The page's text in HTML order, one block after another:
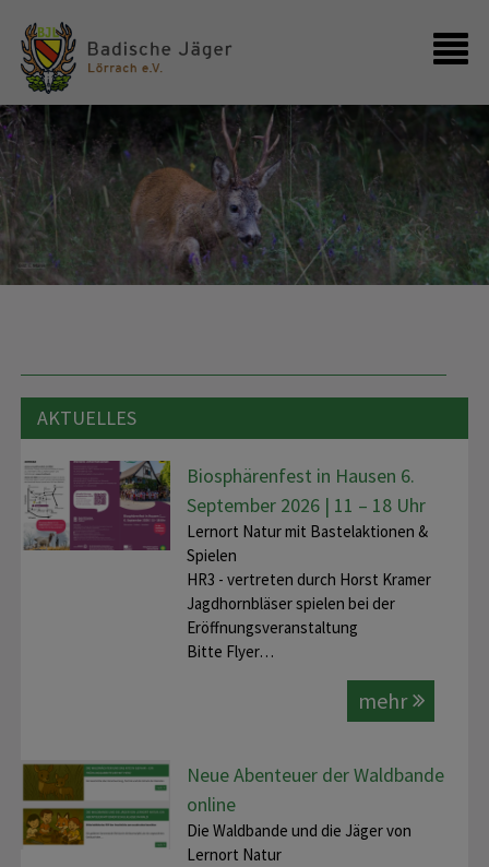
Startseite
Kontakt
AKTUELLES
Biosphärenfest in Hausen 6.
September 2026 | 11 – 18 Uhr
Lernort Natur mit Bastelaktionen &
Spielen
HR3 - vertreten durch Horst Kramer
Jagdhornbläser spielen bei der
Eröffnungsveranstaltung
Bitte Flyer…
mehr
Neue Abenteuer der Waldbande
online
Die Waldbande und die Jäger von
Lernort Natur